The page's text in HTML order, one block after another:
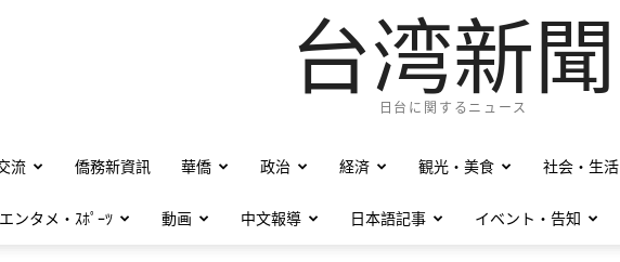
台湾新聞
日台に関するニュース
流 僑務新資訊 華僑 政治 経済 観光・美食 社会・生活
エンタメ・ｽﾎﾟｰﾂ 動画 中文報導 日本語記事 イベント・告知